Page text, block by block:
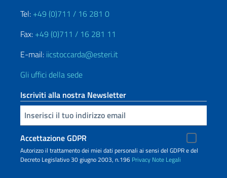
Tel: +49 (0)711 / 16 281 0
Fax: +49 (0)711 / 16 281 11
E-mail: iicstoccarda@esteri.it
Gli uffici della sede
Iscriviti alla nostra Newsletter
Inserisci la tua email
Accettazione GDPR
Autorizzo il trattamento dei miei dati personali ai sensi del GDPR e del
Decreto Legislativo 30 giugno 2003, n.196 Privacy Note Legali